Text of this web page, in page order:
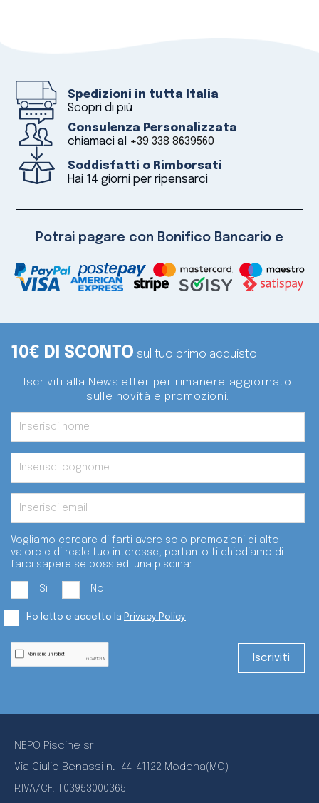
Spedizioni in tutta Italia
Scopri di più
Consulenza Personalizzata
chiamaci al +39 338 8639560
Soddisfatti o Rimborsati
Hai 14 giorni per ripensarci
Potrai pagare con Bonifico Bancario e
10€ DI SCONTO sul tuo primo acquisto
Iscriviti alla Newsletter per rimanere aggiornato
sulle novità e promozioni.
Vogliamo cercare di farti avere solo promozioni di alto
valore e di reale tuo interesse, pertanto ti chiediamo di
farci sapere se possiedi una piscina:
Sì No
Ho letto e accetto la Privacy Policy
NEPO Piscine srl
Via Giulio Benassi n.
44-41122 Modena(MO)
P.IVA/CF.IT03953000365